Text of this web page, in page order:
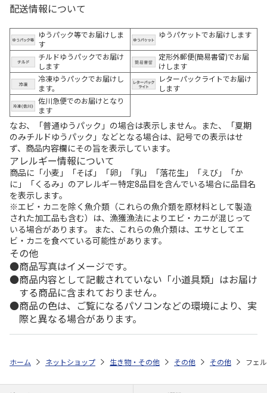
配送情報について
ゆうパック等でお届けしま
す
ゆうパケットでお届けします
チルドゆうパックでお届け
します
定形外郵便(簡易書留)でお届
けします
冷凍ゆうパックでお届けし
ます。
レターパックライトでお届け
します
佐川急便でのお届けとなり
ます
なお、「普通ゆうパック」の場合は表示しません。また、「夏期
のみチルドゆうパック」などとなる場合は、記号での表示はせ
ず、商品内容欄にその旨を表示しています。
アレルギー情報について
商品に「小麦」「そば」「卵」「乳」「落花生」「えび」「か
に」「くるみ」のアレルギー特定8品目を含んでいる場合に品目名
を表示します。
※エビ・カニを除く魚介類（これらの魚介類を原材料として製造
された加工品も含む）は、漁獲漁法によりエビ・カニが混じって
いる場合があります。 また、これらの魚介類は、エサとしてエ
ビ・カニを食べている可能性があります。
その他
商品写真はイメージです。
商品内容として記載されていない「小道具類」はお届け
する商品に含まれておりません。
商品の色は、ご覧になるパソコンなどの環境により、実
際と異なる場合があります。
ホーム ネットショップ 生き物・その他 その他 その他 フェ